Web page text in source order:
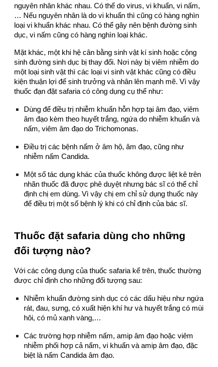
nguyên nhân khác nhau. Có thể do virus, vi khuẩn, vi nấm,
… Nếu nguyên nhân là do vi khuẩn thì cũng có hàng nghìn
loại vi khuẩn khác nhau. Có thể gây nên bệnh đường sinh
dục, vi nấm cũng có hàng nghìn loại khác.
Mặt khác, một khi hệ cân bằng sinh vật kí sinh hoặc cộng
sinh đường sinh dục bị thay đổi. Nơi này bị viêm nhiễm do
một loại sinh vật thì các loại vi sinh vật khác cũng có điều
kiện thuận lợi để sinh trưởng và nhân lên mạnh mẽ. Vì vậy
thuốc đạn đặt safaria có công dụng cụ thể như:
Dùng để điều trị nhiễm khuẩn hỗn hợp tại âm đạo, viêm
âm đạo kèm theo huyết trắng, ngứa do nhiễm khuẩn và
nấm, viêm âm đạo do Trichomonas.
Điều trị các bệnh nấm ở âm hộ, âm đạo, cũng như
nhiễm nấm Candida.
Một số tác dụng khác của thuốc không được liệt kê trên
nhãn thuốc đã được phê duyệt nhưng bác sĩ có thể chỉ
định chị em dùng. Vì vậy chị em chỉ sử dụng thuốc này
để điều trị một số bệnh lý khi có chỉ định của bác sĩ.
Thuốc đặt safaria dùng cho những
đối tượng nào?
Với các công dụng của thuốc safaria kể trên, thuốc thường
được chỉ định cho những đối tượng sau:
Nhiễm khuẩn đường sinh dục có các dấu hiệu như ngứa
rát, đau, sưng, có xuất hiện khí hư và huyết trắng có mùi
hôi, có mủ xanh vàng,…
Các trường hợp nhiễm nấm, amip âm đạo hoặc viêm
nhiễm phối hợp cả nấm, vi khuẩn và amip âm đạo, đặc
biệt là nấm Candida âm đạo.